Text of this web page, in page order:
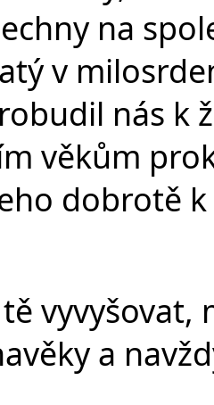
na
v
nás k
věkům
dobrotě
a